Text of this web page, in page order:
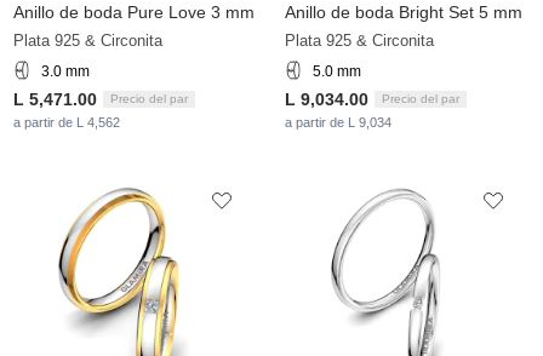
Anillo de boda Pure Love 3 mm
Plata 925 & Circonita
3.0 mm
L 5,471.00 Precio del par
a partir de L 4,562
Anillo de boda Bright Set 5 mm
Plata 925 & Circonita
5.0 mm
L 9,034.00 Precio del par
a partir de L 9,034